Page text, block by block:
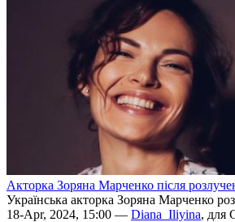
Акторка Зоряна Марченко після
Українська акторка Зоряна Марченко
18-Apr, 2024, 15:00 — Diana_Iliyina, для